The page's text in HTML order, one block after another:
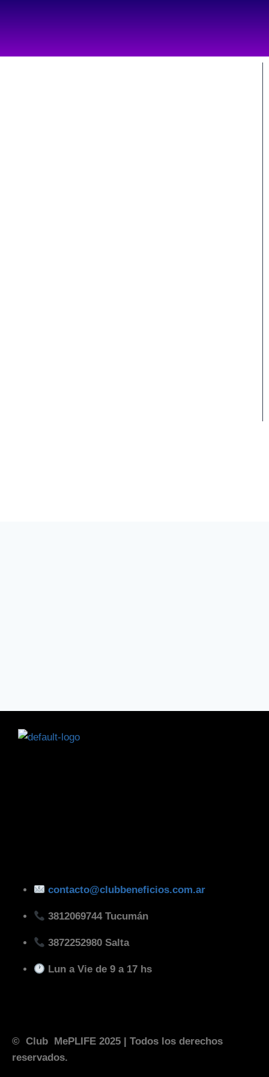
contacto@clubbeneficios.com.ar
3812069744 Tucumán
3872252980 Salta
Lun a Vie de 9 a 17 hs
© Club MePLIFE 2025 | Todos los derechos
reservados.